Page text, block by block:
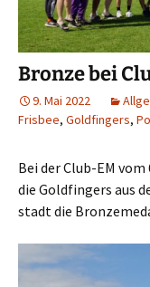
Bronze bei
9. Mai 2022
Frisbee, Goldfingers,
Bei der Club-EM
die Gold­fin­gers aus
stadt die